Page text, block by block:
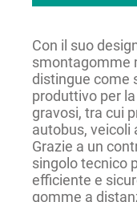
Con il suo
smontagomme
distingue come
produttivo per
gravosi, tra cui
autobus, veicoli
Grazie a un
singolo tecnico
efficiente e
gomme a